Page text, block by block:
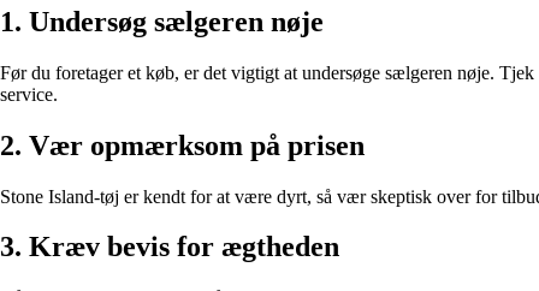
1. Undersøg sælgeren nøje
Før du foretager et køb, er det vigtigt at undersøge sælgeren nøje.
service.
2. Vær opmærksom på prisen
Stone Island-tøj er kendt for at være dyrt, så vær skeptisk over for
3. Kræv bevis for ægtheden